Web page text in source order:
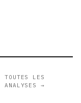
TOUTES LES
ANALYSES →